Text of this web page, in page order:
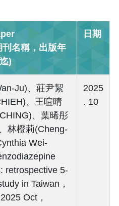
名稱，出版年
)
日期
Ju)、莊尹絜
、王暄晴
、葉晞彤
林橙莉(Cheng-
Wei-
retrospective 5-
in Taiwan，
Oct，
2025
. 10